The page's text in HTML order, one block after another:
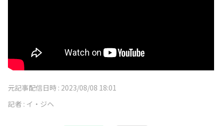
元記事配信日時 : 2023/08/08 18:01
記者 : イ・ジヘ